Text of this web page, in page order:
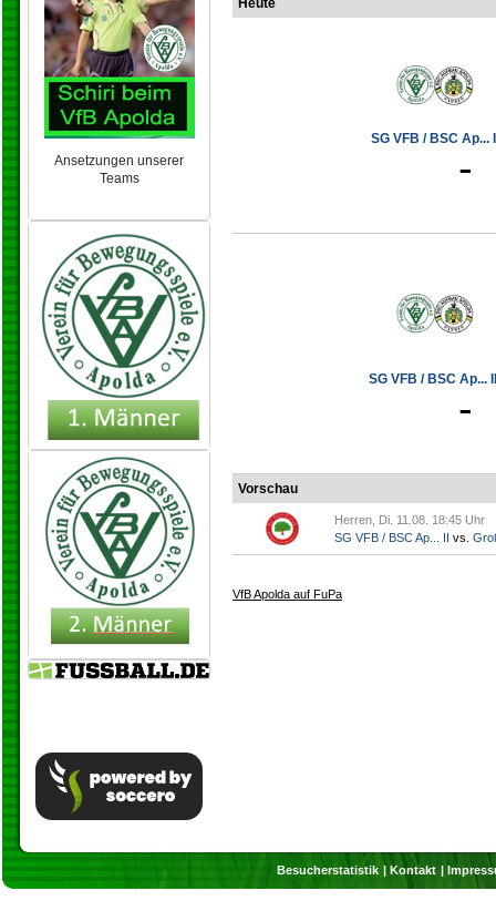
Ansetzungen unserer
Teams
Heute
SG VFB / BSC Ap...
-
SG VFB / BSC Ap...
-
Vorschau
Herren, Di. 11.08. 18:45 Uhr
SG VFB / BSC Ap... II
vs.
VfB Apolda auf FuPa
Besucherstatistik Kontakt